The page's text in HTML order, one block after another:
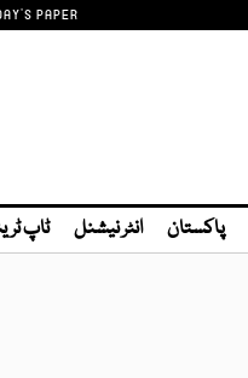
PAPER
پاکستان انٹر نیشنل ٹاپ